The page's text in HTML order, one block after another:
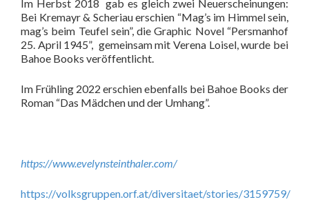
Im Herbst 2018 gab es gleich zwei Neuerscheinungen:
Bei Kremayr & Scheriau erschien “Mag’s im Himmel sein,
mag’s beim Teufel sein”, die Graphic Novel “Persmanhof
25. April 1945”, gemeinsam mit Verena Loisel, wurde bei
Bahoe Books veröffentlicht.
Im Frühling 2022 erschien ebenfalls bei Bahoe Books der
Roman “Das Mädchen und der Umhang”.
https://www.evelynsteinthaler.com/
https://volksgruppen.orf.at/diversitaet/stories/3159759/